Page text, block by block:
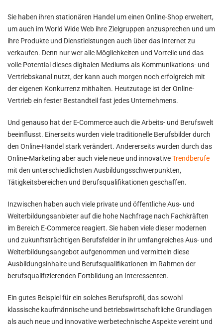
Sie haben ihren stationären Handel um einen Online-Shop erweitert,
um auch im World Wide Web ihre Zielgruppen anzusprechen und um
ihre Produkte und Dienstleistungen auch über das Internet zu
verkaufen. Denn nur wer alle Möglichkeiten und Vorteile und das
volle Potential dieses digitalen Mediums als Kommunikations- und
Vertriebskanal nutzt, der kann auch morgen noch erfolgreich mit
der eigenen Konkurrenz mithalten. Heutzutage ist der Online-
Vertrieb ein fester Bestandteil fast jedes Unternehmens.
Und genauso hat der E-Commerce auch die Arbeits- und Berufswelt
beeinflusst. Einerseits wurden viele traditionelle Berufsbilder durch
den Online-Handel stark verändert. Andererseits wurden durch das
Online-Marketing aber auch viele neue und innovativeTrendberufe
mit den unterschiedlichsten Ausbildungsschwerpunkten,
Tätigkeitsbereichen und Berufsqualifikationen geschaffen.
Inzwischen haben auch viele private und öffentliche Aus- und
Weiterbildungsanbieter auf die hohe Nachfrage nach Fachkräften
im Bereich E-Commerce reagiert. Sie haben viele dieser modernen
und zukunftsträchtigen Berufsfelder in ihr umfangreiches Aus- und
Weiterbildungsangebot aufgenommen und vermitteln diese
Ausbildungsinhalte und Berufsqualifikationen im Rahmen der
berufsqualifizierenden Fortbildung an Interessenten.
Ein gutes Beispiel für ein solches Berufsprofil, das sowohl
klassische kaufmännische und betriebswirtschaftliche Grundlagen
als auch neue und innovative werbetechnische Aspekte vereint und